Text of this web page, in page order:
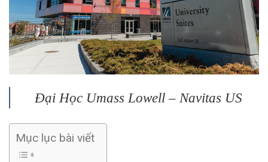
Đại Học Umass Lowell – Navitas US
Mục lục bài viết